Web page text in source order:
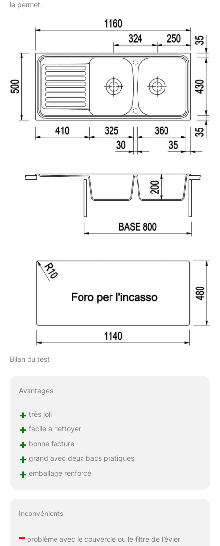
le permet.
Bilan du test
Avantages
+ très joli
+ facile à nettoyer
+ bonne facture
+ grand avec deux bacs pratiques
+ emballage renforcé
Inconvénients
–problème avec le couvercle ou le filtre de l’évier